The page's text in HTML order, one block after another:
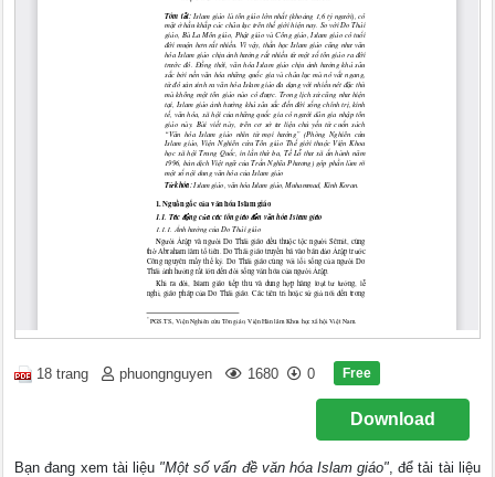
18 trang phuongnguyen 1680 0 Free
Download
Bạn đang xem tài liệu "Một số vấn đề văn hóa Islam giáo", để tải tài liệu